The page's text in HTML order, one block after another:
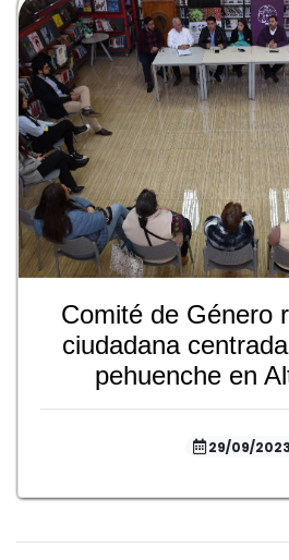
Comité de Género
ciudadana
pehuenche en
29/09/2023